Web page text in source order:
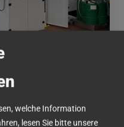
welche Information
lesen Sie bitte unsere